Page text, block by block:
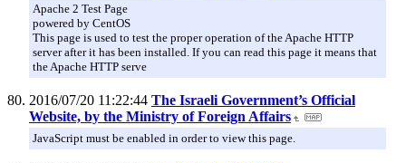
Apache 2 Test Page
powered by CentOS
This page is used to test the proper operation of the Apache HTTP
server after it has been installed. If you can read this page it means that
the Apache HTTP serve
2016/07/20 11:22:44 The Israeli Government’s Official
Website, by the Ministry of Foreign Affairs
JavaScript must be enabled in order to view this page.